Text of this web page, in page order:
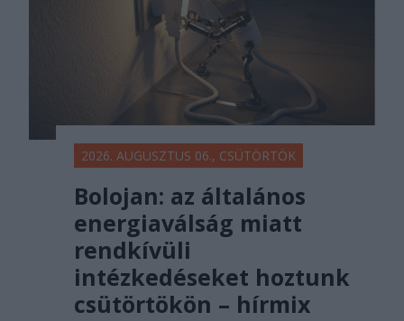
2026. AUGUSZTUS 06., CSÜTÖRTÖK
Bolojan: az általános
energiaválság miatt
rendkívüli
intézkedéseket hoztunk
csütörtökön – hírmix